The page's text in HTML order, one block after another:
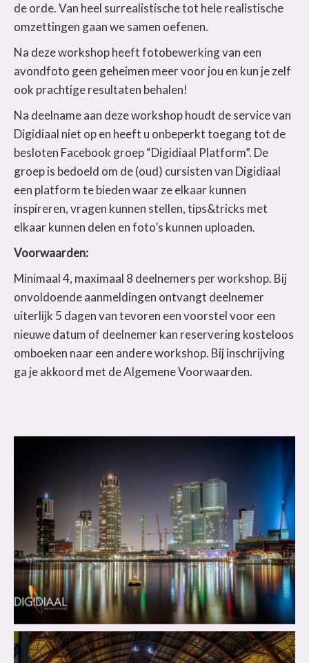
de orde. Van heel surrealistische tot hele realistische
omzettingen gaan we samen oefenen.
Na deze workshop heeft fotobewerking van een
avondfoto geen geheimen meer voor jou en kun je zelf
ook prachtige resultaten behalen!
Na deelname aan deze workshop houdt de service van
Digidiaal niet op en heeft u onbeperkt toegang tot de
besloten Facebook groep “Digidiaal Platform”. De
groep is bedoeld om de (oud) cursisten van Digidiaal
een platform te bieden waar ze elkaar kunnen
inspireren, vragen kunnen stellen, tips&tricks met
elkaar kunnen delen en foto’s kunnen uploaden.
Voorwaarden:
Minimaal 4, maximaal 8 deelnemers per workshop. Bij
onvoldoende aanmeldingen ontvangt deelnemer
uiterlijk 5 dagen van tevoren een voorstel voor een
nieuwe datum of deelnemer kan reservering kosteloos
omboeken naar een andere workshop. Bij inschrijving
ga je akkoord met de Algemene Voorwaarden.